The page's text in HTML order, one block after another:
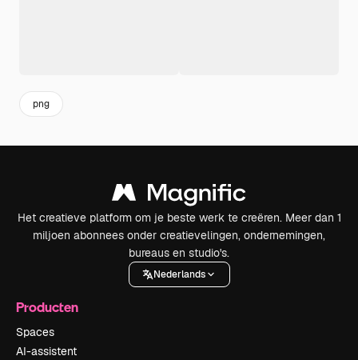
png
Het creatieve platform om je beste werk te creëren. Meer dan 1
miljoen abonnees onder creatievelingen, ondernemingen,
bureaus en studio's.
Nederlands
Producten
Spaces
AI-assistent